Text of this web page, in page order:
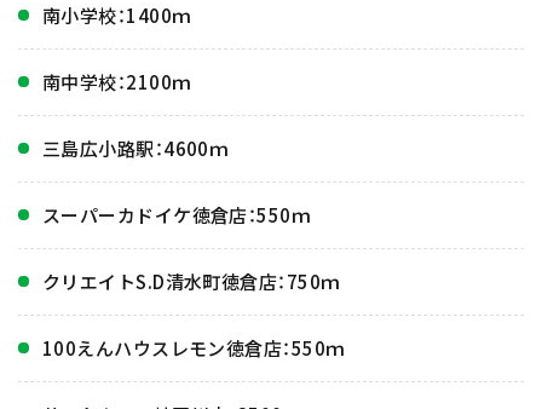
南小学校：1400ｍ
南中学校：2100ｍ
三島広小路駅：4600ｍ
スーパーカドイケ徳倉店：550ｍ
クリエイトS.D清水町徳倉店：750ｍ
100えんハウスレモン徳倉店：550ｍ